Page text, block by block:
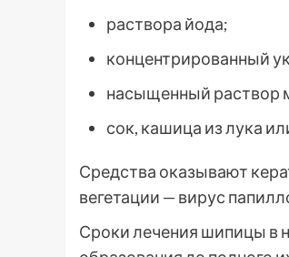
раствора йода;
концентрированный
насыщенный раствор
сок, кашица из лука
Средства оказывают
вегетации — вирус
Сроки лечения шипицы в